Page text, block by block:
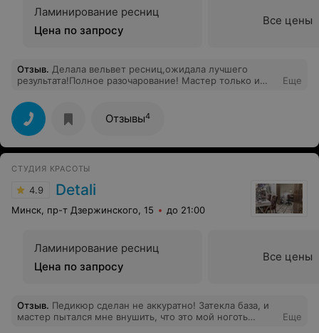
Ламинирование ресниц
Цена по запросу
Все цены
Отзыв. Делала вельвет ресниц,ожидала лучшего
результата!Полное разочарование! Мастер только и
поэтому и пришла чтоб увеличить и объем и длинну!
особой разницы до и после не увидела!а еще была
поражена что мастер даже незнает что делается
вельвет нижних ресниц!стала утверждать что я что то
напутала!да уж....полное разочарование
Еще
Отзывы4
СТУДИЯ КРАСОТЫ
4.9 Detali
Минск, пр-т Дзержинского, 15 до 21:00
Ламинирование ресниц
Цена по запросу
Все цены
Отзыв. Педикюр сделан не аккуратно! Затекла база, и
мастер пытался мне внушить, что это мой ноготь
Еще